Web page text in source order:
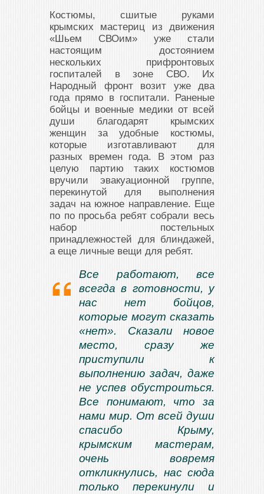
Костюмы, сшитые руками
крымских мастериц из движения
«Шьем СВОим» уже стали
настоящим достоянием
нескольких прифронтовых
госпиталей в зоне СВО. Их
Народный фронт возит уже два
года прямо в госпитали. Раненые
бойцы и военные медики от всей
души благодарят крымских
женщин за удобные костюмы,
которые изготавливают для
разных времен года. В этом раз
целую партию таких костюмов
вручили эвакуационной группе,
перекинутой для выполнения
задач на южное направление. Еще
по по просьба ребят собрали весь
набор постельных
принадлежностей для блиндажей,
а еще личные вещи для ребят.
Все работают, все
всегда в готовности, у
нас нет бойцов,
которые могут сказать
«нет». Сказали новое
место, сразу же
приступили к
выполнению задач, даже
не успев обустроиться.
Все понимают, что за
нами мир. От всей души
спасибо Крыму,
крымским мастерам,
очень вовремя
откликнулись, нас сюда
только перекинули и